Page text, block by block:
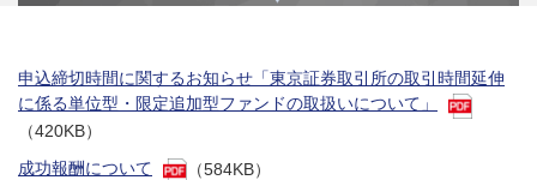
申込締切時間に関するお知らせ「東京証券取引所の取引時間延伸
に係る単位型・限定追加型ファンドの取扱いについて」
（420KB）
成功報酬について
（584KB）